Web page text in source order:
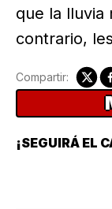
que la lluvia
contrario,
Compartir:
¡SEGUIRÁ EL